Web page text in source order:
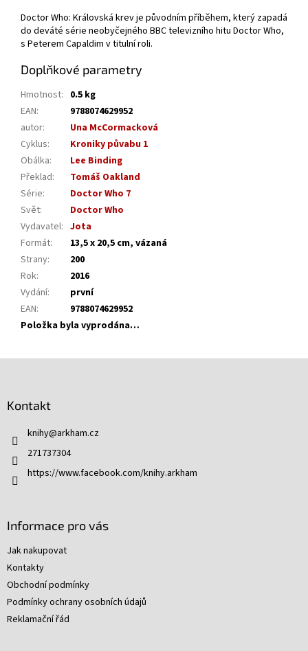
Doctor Who: Královská krev je původním příběhem, který zapadá
do deváté série neobyčejného BBC televizního hitu Doctor Who,
s Peterem Capaldim v titulní roli.
Doplňkové parametry
Hmotnost: 0.5 kg
EAN:
9788074629952
autor:
Una McCormacková
Cyklus:
Kroniky půvabu 1
Obálka:
Lee Binding
Překlad:
Tomáš Oakland
Série:
Doctor Who 7
Svět:
Doctor Who
Vydavatel: Jota
Formát:
13,5 x 20,5 cm, vázaná
Strany:
200
Rok:
2016
Vydání:
první
EAN:
9788074629952
Položka byla vyprodána…
Kontakt
knihy@arkham.cz
271737304
https://www.facebook.com/knihy.arkham
Informace pro vás
Jak nakupovat
Kontakty
Obchodní podmínky
Podmínky ochrany osobních údajů
Reklamační řád